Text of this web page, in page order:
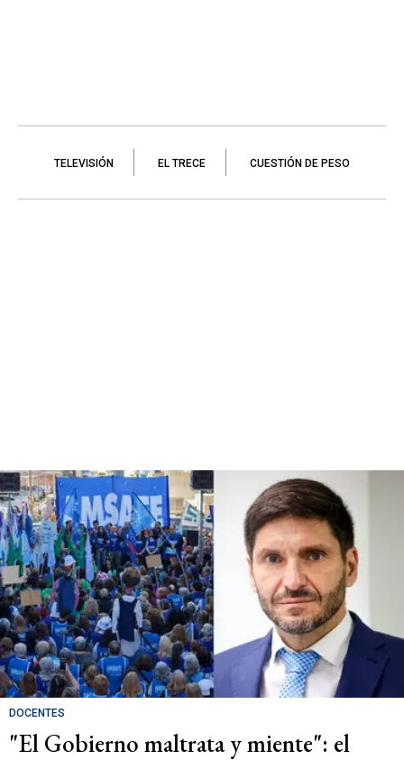
TELEVISIÓN EL TRECE CUESTIÓN DE PESO
DOCENTES
"El Gobierno maltrata y miente": el